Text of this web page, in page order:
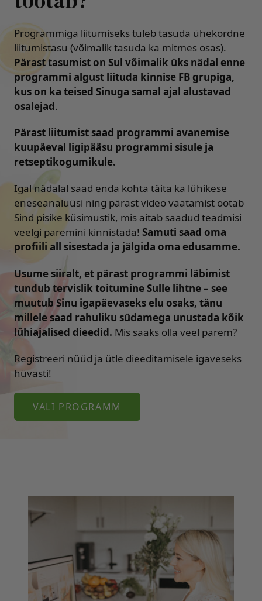
Programmiga liitumiseks tuleb tasuda ühekordne
liitumistasu (võimalik tasuda ka mitmes osas).
Pärast tasumist on Sul võimalik üks nädal enne
programmi algust liituda kinnise FB grupiga,
kus on ka teised Sinuga samal ajal alustavad
osalejad.
Pärast liitumist saad programmi avanemise
kuupäeval ligipääsu programmi sisule ja
retseptikogumikule.
Igal nädalal saad enda kohta täita ka lühikese
eneseanalüüsi ning pärast video vaatamist ootab
Sind pisike küsimustik, mis aitab saadud teadmisi
veelgi paremini kinnistada! Samuti saad oma
profiili all sisestada ja jälgida oma edusamme.
Usume siiralt, et pärast programmi läbimist
tundub tervislik toitumine Sulle lihtne – see
muutub Sinu igapäevaseks elu osaks, tänu
millele saad rahuliku südamega unustada kõik
lühiajalised dieedid. Mis saaks olla veel parem?
Registreeri nüüd ja ütle dieeditamisele igaveseks
hüvasti!
VALI PROGRAMM